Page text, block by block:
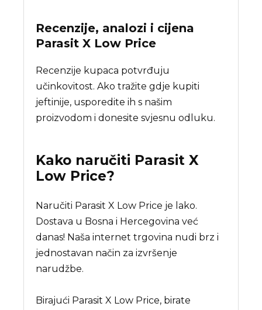
Recenzije, analozi i cijena
Parasit X Low Price
Recenzije kupaca potvrđuju
učinkovitost. Ako tražite gdje kupiti
jeftinije, usporedite ih s našim
proizvodom i donesite svjesnu odluku.
Kako naručiti Parasit X
Low Price?
Naručiti Parasit X Low Price je lako.
Dostava u Bosna i Hercegovina već
danas! Naša internet trgovina nudi brz i
jednostavan način za izvršenje
narudžbe.
Birajući Parasit X Low Price, birate